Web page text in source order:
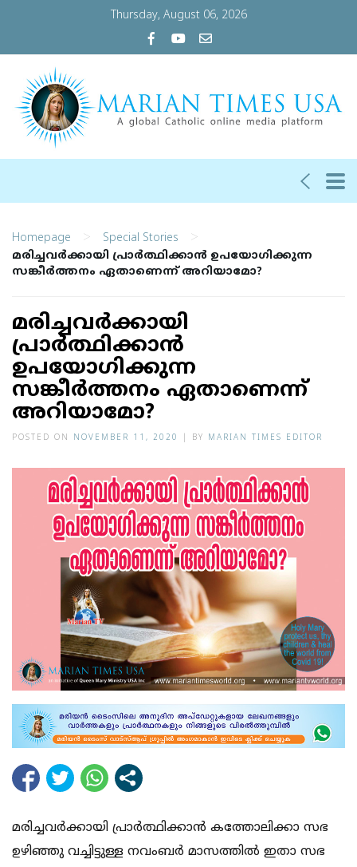
Thursday, August 06, 2026
Homepage > Special Stories >
മരിച്ചവര്‍ക്കായി പ്രാര്‍ത്ഥിക്കാന്‍ ഉപയോഗിക്കുന്ന
സങ്കീര്‍ത്തനം ഏതാണെന്ന് അറിയാമോ?
മരിച്ചവര്‍ക്കായി
പ്രാര്‍ത്ഥിക്കാന്‍
ഉപയോഗിക്കുന്ന
സങ്കീര്‍ത്തനം ഏതാണെന്ന്
അറിയാമോ?
POSTED ON NOVEMBER 11, 2020 BY MARIAN TIMES EDITOR
മരിച്ചവര്‍ക്കായി പ്രാര്‍ത്ഥിക്കാന്‍ കത്തോലിക്കാ സഭ
ഉഴിഞ്ഞു വച്ചിട്ടുള്ള നവംബര്‍ മാസത്തില്‍ ഇതാ സഭ